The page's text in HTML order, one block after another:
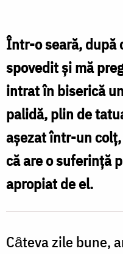
îi
primim
pe
tineri
așa
cum
sunt
ei?
Într-o seară, după
spovedit și mă
intrat în biserică
palidă, plin de
așezat într-un
că are o suferință
apropiat de el.
Cȃteva zile bune,